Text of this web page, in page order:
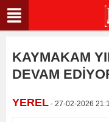
KAYMAKAM
DEVAM
YEREL - 27-02-2026